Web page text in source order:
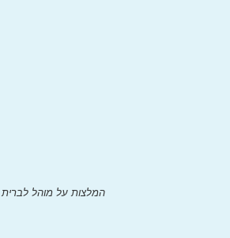
המלצות על מוהל לברית